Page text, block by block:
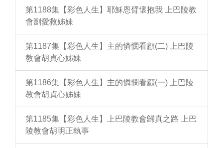
第1188集【彩色人生】耶穌恩臂懷抱我 上巴陵教
會劉愛救姊妹
第1187集【彩色人生】主的憐憫看顧(二) 上巴陵
教會胡貞心姊妹
第1186集【彩色人生】主的憐憫看顧(一) 上巴陵
教會胡貞心姊妹
第1185集【彩色人生】上巴陵教會歸真之路 上巴
陵教會胡明正執事